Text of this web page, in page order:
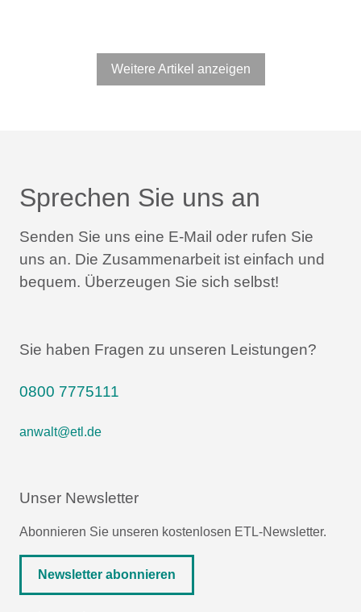
Weitere Artikel anzeigen
Sprechen Sie uns an
Senden Sie uns eine E-Mail oder rufen Sie
uns an. Die Zusammenarbeit ist einfach und
bequem. Überzeugen Sie sich selbst!
Sie haben Fragen zu unseren Leistungen?
0800 7775111
anwalt@etl.de
Unser Newsletter
Abonnieren Sie unseren kostenlosen ETL-Newsletter.
Newsletter abonnieren